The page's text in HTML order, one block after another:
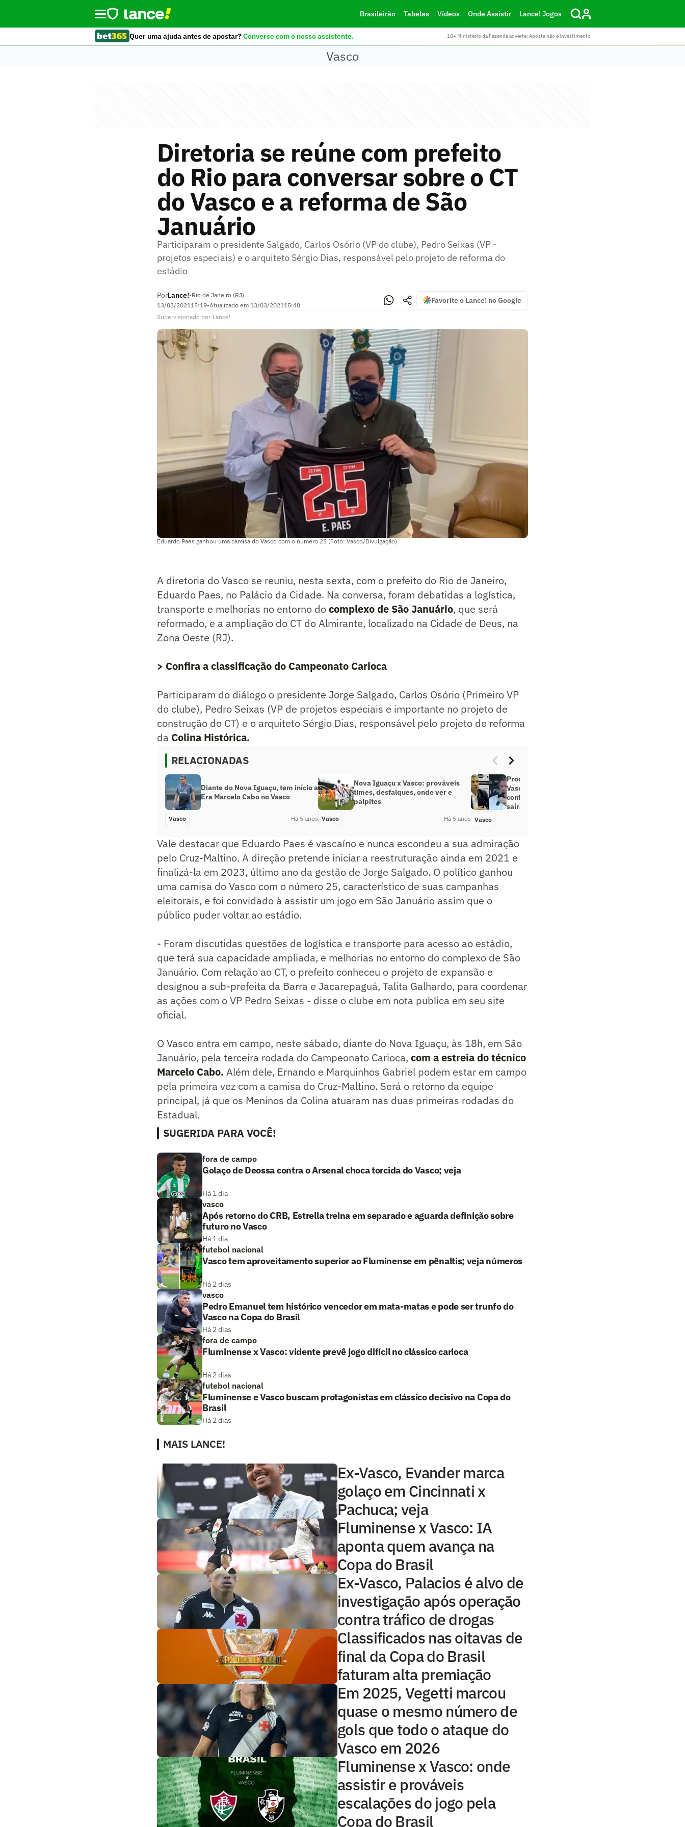
Brasileirão Tabelas Vídeos Onde Assistir Lance! Jogos
Quer uma ajuda antes de apostar?Converse com o nosso assistente. 18+ Ministério da Fazenda adverte: Aposta não é investimento
Vasco
Diretoria se reúne com prefeito
do Rio para conversar sobre o CT
do Vasco e a reforma de São
Januário
Participaram o presidente Salgado, Carlos Osório (VP do clube), Pedro Seixas (VP -
projetos especiais) e o arquiteto Sérgio Dias, responsável pelo projeto de reforma do
estádio
PorLance!•Rio de Janeiro (RJ)
13/03/202115:19•Atualizado em 13/03/202115:40
Favorite o Lance! no Google
Supervisionado por Lance!
Eduardo Paes ganhou uma camisa do Vasco com o número 25 (Foto: Vasco/Divulgação)
A diretoria do Vasco se reuniu, nesta sexta, com o prefeito do Rio de Janeiro,
Eduardo Paes, no Palácio da Cidade. Na conversa, foram debatidas a logística,
transporte e melhorias no entorno docomplexo de São Januário, que será
reformado, e a ampliação do CT do Almirante, localizado na Cidade de Deus, na
Zona Oeste (RJ).
> Confira a classificação do Campeonato Carioca
Participaram do diálogo o presidente Jorge Salgado, Carlos Osório (Primeiro VP
do clube), Pedro Seixas (VP de projetos especiais e importante no projeto de
construção do CT) e o arquiteto Sérgio Dias, responsável pelo projeto de reforma
da Colina Histórica.
RELACIONADAS
Diante do Nova Iguaçu, tem início a
Era Marcelo Cabo no Vasco
Vasco Há 5 anos
Nova Iguaçu x Vasco: prováveis
times, desfalques, onde ver e
palpites
Vasco Há 5 anos
Processo de redução de custos do
Vasco faz quase um ano: entenda e
confira salários de atletas que
saíram
Vasco
Vale destacar que Eduardo Paes é vascaíno e nunca escondeu a sua admiração
pelo Cruz-Maltino. A direção pretende iniciar a reestruturação ainda em 2021 e
finalizá-la em 2023, último ano da gestão de Jorge Salgado. O político ganhou
uma camisa do Vasco com o número 25, característico de suas campanhas
eleitorais, e foi convidado à assistir um jogo em São Januário assim que o
público puder voltar ao estádio.
- Foram discutidas questões de logística e transporte para acesso ao estádio,
que terá sua capacidade ampliada, e melhorias no entorno do complexo de São
Januário. Com relação ao CT, o prefeito conheceu o projeto de expansão e
designou a sub-prefeita da Barra e Jacarepaguá, Talita Galhardo, para coordenar
as ações com o VP Pedro Seixas - disse o clube em nota publica em seu site
oficial.
O Vasco entra em campo, neste sábado, diante do Nova Iguaçu, às 18h, em São
Januário, pela terceira rodada do Campeonato Carioca, com a estreia do técnico
Marcelo Cabo. Além dele, Ernando e Marquinhos Gabriel podem estar em campo
pela primeira vez com a camisa do Cruz-Maltino. Será o retorno da equipe
principal, já que os Meninos da Colina atuaram nas duas primeiras rodadas do
Estadual.
SUGERIDA PARA VOCÊ!
fora de campo
Golaço de Deossa contra o Arsenal choca torcida do Vasco; veja
Há 1 dia
vasco
Após retorno do CRB, Estrella treina em separado e aguarda definição sobre
futuro no Vasco
Há 1 dia
futebol nacional
Vasco tem aproveitamento superior ao Fluminense em pênaltis; veja números
Há 2 dias
vasco
Pedro Emanuel tem histórico vencedor em mata-matas e pode ser trunfo do
Vasco na Copa do Brasil
Há 2 dias
fora de campo
Fluminense x Vasco: vidente prevê jogo difícil no clássico carioca
Há 2 dias
futebol nacional
Fluminense e Vasco buscam protagonistas em clássico decisivo na Copa do
Brasil
Há 2 dias
MAIS LANCE!
Ex-Vasco, Evander marca
golaço em Cincinnati x
Pachuca; veja
Fluminense x Vasco: IA
aponta quem avança na
Copa do Brasil
Ex-Vasco, Palacios é alvo de
investigação após operação
contra tráfico de drogas
Classificados nas oitavas de
final da Copa do Brasil
faturam alta premiação
Em 2025, Vegetti marcou
quase o mesmo número de
gols que todo o ataque do
Vasco em 2026
Fluminense x Vasco: onde
assistir e prováveis
escalações do jogo pela
Copa do Brasil